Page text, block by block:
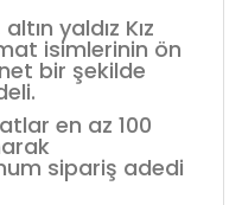
yaldız Kız
isimlerinin ön
bir şekilde
en az 100
sipariş adedi